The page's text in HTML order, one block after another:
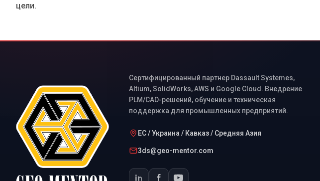
цели.
Сертифицированный партнер Dassault Systemes,
Altium, SolidWorks, AWS и Google Cloud. Внедрение
PLM/CAD-решений, обучение и техническая
поддержка для промышленных предприятий.
ЕС / Украина / Кавказ / Средняя Азия
3ds@geo-mentor.com